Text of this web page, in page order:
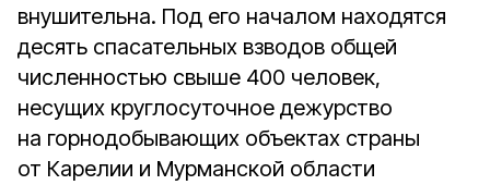
внушительна. Под его началом находятся
десять спасательных взводов общей
численностью свыше 400 человек,
несущих круглосуточное дежурство
на горнодобывающих объектах страны
от Карелии и Мурманской области